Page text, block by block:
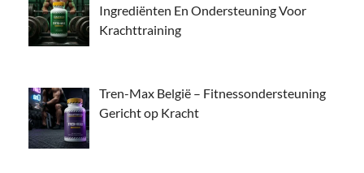
Ingrediënten En Ondersteuning Voor
Krachttraining
Tren-Max België – Fitnessondersteuning
Gericht op Kracht